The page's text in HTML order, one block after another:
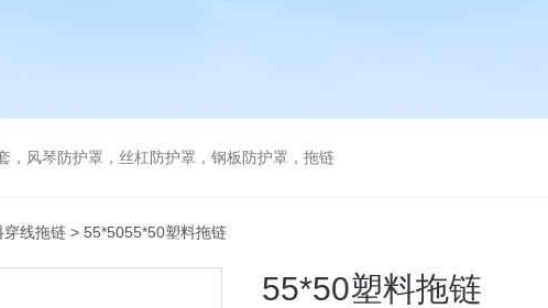
，风琴防护罩，丝杠防护罩，钢板防护罩，拖链
穿线拖链 > 55*5055*50塑料拖链
55*50塑料拖链